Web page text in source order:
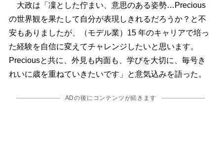
大政は「凜とした佇まい、意思のある姿勢…Precious
の世界観を果たして自分が表現しきれるだろうか？と不
安もありましたが、（モデル業）15 年のキャリアで培っ
た経験を自信に変えてチャレンジしたいと思います。
Preciousと共に、外見も内面も、学びを大切に、毎号き
れいに歳を重ねていきたいです」と意気込みを語った。
ADの後にコンテンツが続きます